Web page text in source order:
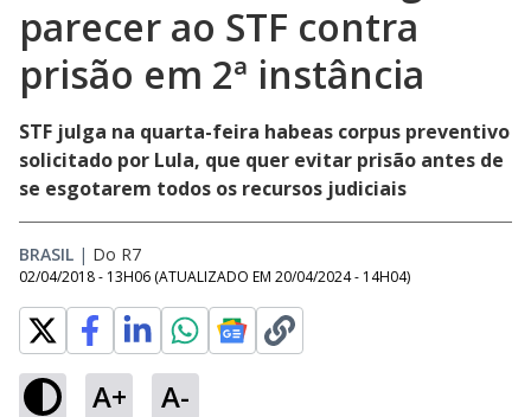
parecer ao STF contra
prisão em 2ª instância
STF julga na quarta-feira habeas corpus preventivo
solicitado por Lula, que quer evitar prisão antes de
se esgotarem todos os recursos judiciais
BRASIL | Do R7
02/04/2018 - 13H06 (ATUALIZADO EM 20/04/2024 - 14H04)
A+ A-